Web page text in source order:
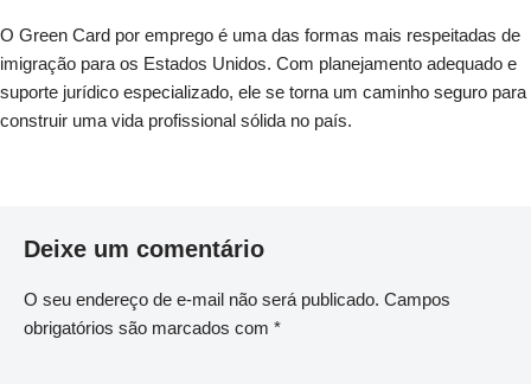
O Green Card por emprego é uma das formas mais respeitadas de
imigração para os Estados Unidos. Com planejamento adequado e
suporte jurídico especializado, ele se torna um caminho seguro para
construir uma vida profissional sólida no país.
Deixe um comentário
O seu endereço de e-mail não será publicado. Campos
obrigatórios são marcados com *